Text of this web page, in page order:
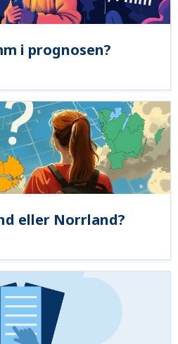
i prognosen?
eller Norrland?